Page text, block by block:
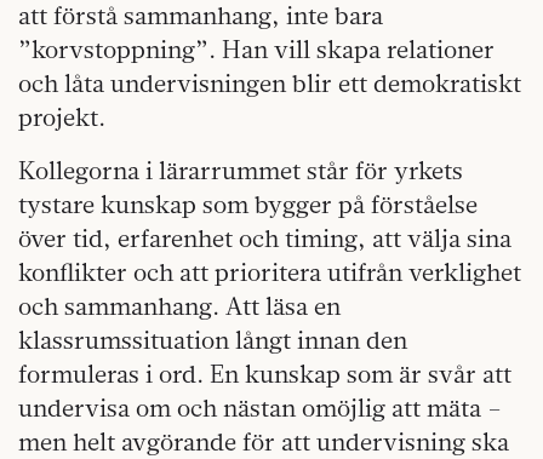
att förstå sammanhang, inte bara
”korvstoppning”. Han vill skapa relationer
och låta undervisningen blir ett demokratiskt
projekt.
Kollegorna i lärarrummet står för yrkets
tystare kunskap som bygger på förståelse
över tid, erfarenhet och timing, att välja sina
konflikter och att prioritera utifrån verklighet
och sammanhang. Att läsa en
klassrumssituation långt innan den
formuleras i ord. En kunskap som är svår att
undervisa om och nästan omöjlig att mäta –
men helt avgörande för att undervisning ska